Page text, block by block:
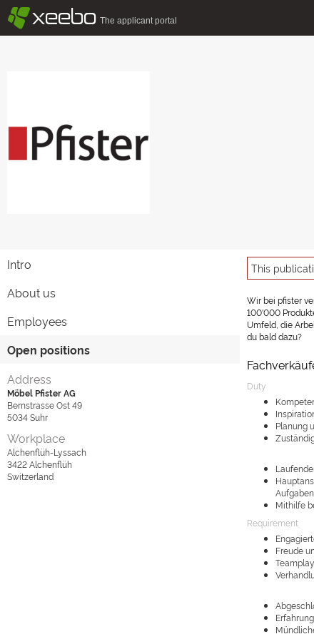
§xeebo The applicant portal
Intro
About us
Employees
Open positions
Address
Möbel Pfister AG
Bernstrasse Ost 49
5034Suhr
Workplace
Alchenflüh-Lyssach
3422Alchenflüh
Switzerland
This
Wir bei pfister
100'000
Umfeld, die
du bald dazu?
Duty
Planung
Mithilfe
Requirement
Freude